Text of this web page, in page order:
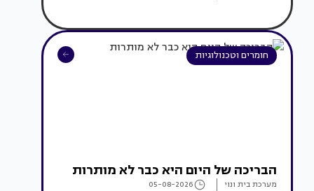
חומרים וטכנולוגיות
הבריכה של היום היא כבר לא מותרות
מערכת בית ונוי 05-08-2026